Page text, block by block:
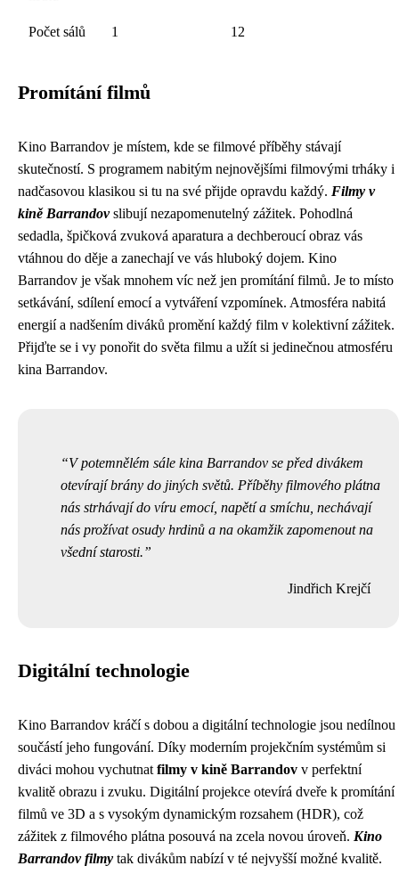
Počet sálů 1 12
Promítání filmů
Kino Barrandov je místem, kde se filmové příběhy stávají
skutečností. S programem nabitým nejnovějšími filmovými trháky i
nadčasovou klasikou si tu na své přijde opravdu každý. Filmy v
kině Barrandovslibují nezapomenutelný zážitek. Pohodlná
sedadla, špičková zvuková aparatura a dechberoucí obraz vás
vtáhnou do děje a zanechají ve vás hluboký dojem. Kino
Barrandov je však mnohem víc než jen promítání filmů. Je to místo
setkávání, sdílení emocí a vytváření vzpomínek. Atmosféra nabitá
energií a nadšením diváků promění každý film v kolektivní zážitek.
Přijďte se i vy ponořit do světa filmu a užít si jedinečnou atmosféru
kina Barrandov.
V potemnělém sále kina Barrandov se před divákem
otevírají brány do jiných světů. Příběhy filmového plátna
nás strhávají do víru emocí, napětí a smíchu, nechávají
nás prožívat osudy hrdinů a na okamžik zapomenout na
všední starosti.
Jindřich Krejčí
Digitální technologie
Kino Barrandov kráčí s dobou a digitální technologie jsou nedílnou
součástí jeho fungování. Díky moderním projekčním systémům si
diváci mohou vychutnat filmy v kině Barrandov v perfektní
kvalitě obrazu i zvuku. Digitální projekce otevírá dveře k promítání
filmů ve 3D a s vysokým dynamickým rozsahem (HDR), což
zážitek z filmového plátna posouvá na zcela novou úroveň. Kino
Barrandov filmy tak divákům nabízí v té nejvyšší možné kvalitě.